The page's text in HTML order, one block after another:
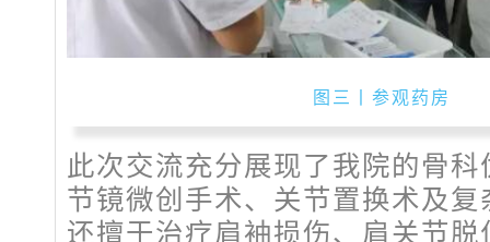
图三丨参观药房
此次交流充分展现了我院的骨
节镜微创手术、关节置换术及
还擅于治疗肩袖损伤、肩关节